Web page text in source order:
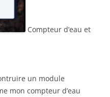
Compteur d’eau et
un module
mon compteur d’eau